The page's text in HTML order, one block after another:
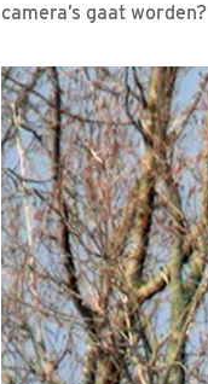
camera’s gaat worden?